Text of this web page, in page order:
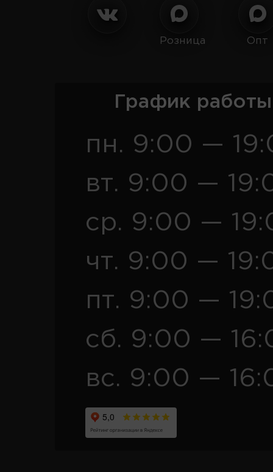
Розница Опт
График
пн. 9:00 —
вт. 9:00 —
ср. 9:00 —
чт. 9:00 —
пт. 9:00 —
сб. 9:00 —
вс. 9:00 —